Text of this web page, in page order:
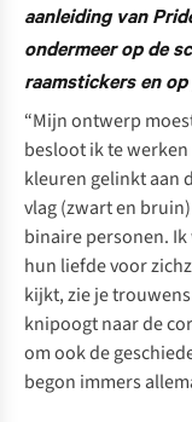
aanleiding van
ondermeer op de
raamstickers en
“Mijn ontwerp
besloot ik te
kleuren gelinkt aan
vlag (zwart en
binaire personen.
hun liefde voor
kijkt, zie je
knipoogt naar de
om ook de
begon immers